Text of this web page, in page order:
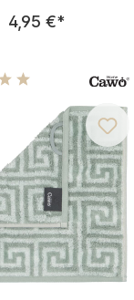
Regulärer
4,95 €*
5 Sternen